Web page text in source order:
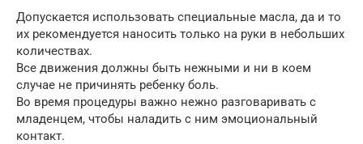
Допускается использовать специальные масла, да и то
их рекомендуется наносить только на руки в небольших
количествах.
Все движения должны быть нежными и ни в коем
случае не причинять ребенку боль.
Во время процедуры важно нежно разговаривать с
младенцем, чтобы наладить с ним эмоциональный
контакт.